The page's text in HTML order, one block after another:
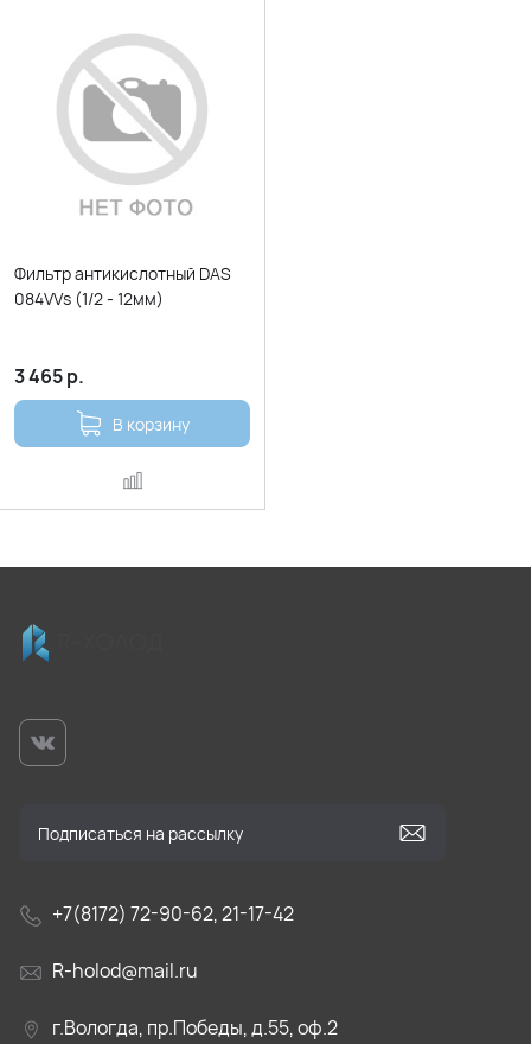
Фильтр антикислотный DAS
084VVs (1/2 - 12мм)
3 465р.
В корзину
+7(8172) 72-90-62, 21-17-42
R-holod@mail.ru
г.Вологда, пр.Победы, д.55, оф.2